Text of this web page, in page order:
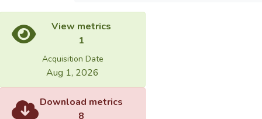
View metrics
1
Acquisition Date
Aug 1, 2026
Download metrics
8